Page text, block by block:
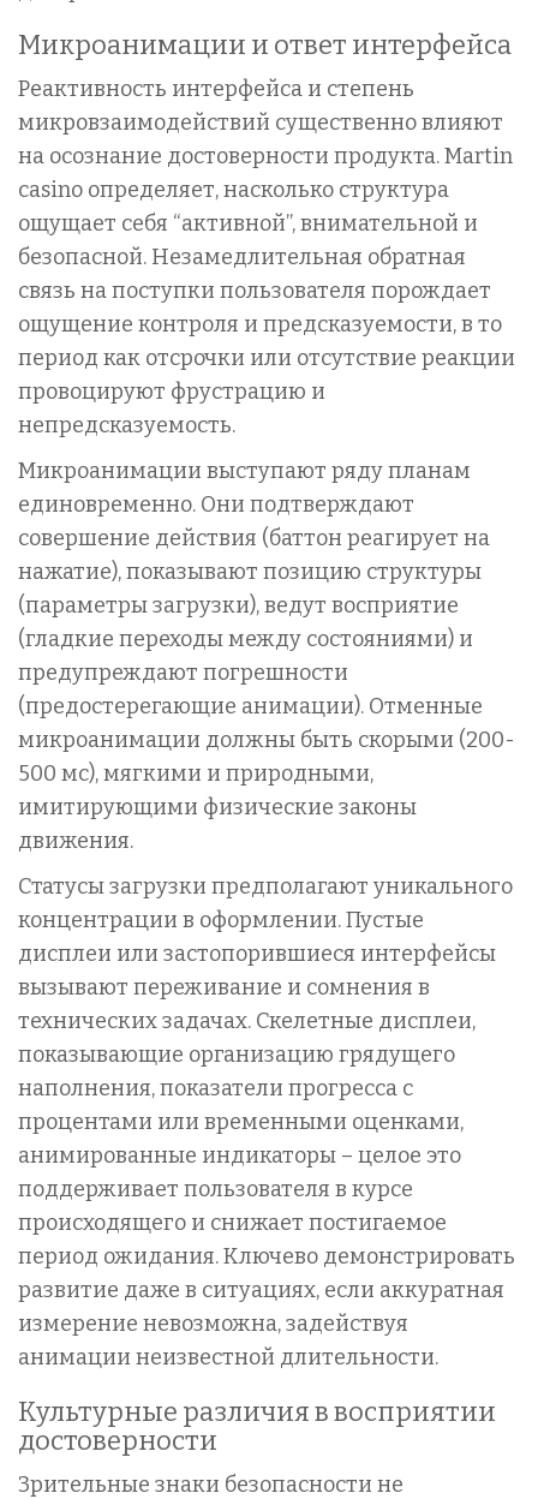
Микроанимации и ответ интерфейса
Реактивность интерфейса и степень
микровзаимодействий существенно влияют
на осознание достоверности продукта. Martin
casino определяет, насколько структура
ощущает себя “активной”, внимательной и
безопасной. Незамедлительная обратная
связь на поступки пользователя порождает
ощущение контроля и предсказуемости, в то
период как отсрочки или отсутствие реакции
провоцируют фрустрацию и
непредсказуемость.
Микроанимации выступают ряду планам
единовременно. Они подтверждают
совершение действия (баттон реагирует на
нажатие), показывают позицию структуры
(параметры загрузки), ведут восприятие
(гладкие переходы между состояниями) и
предупреждают погрешности
(предостерегающие анимации). Отменные
микроанимации должны быть скорыми (200-
500 мс), мягкими и природными,
имитирующими физические законы
движения.
Статусы загрузки предполагают уникального
концентрации в оформлении. Пустые
дисплеи или застопорившиеся интерфейсы
вызывают переживание и сомнения в
технических задачах. Скелетные дисплеи,
показывающие организацию грядущего
наполнения, показатели прогресса с
процентами или временными оценками,
анимированные индикаторы – целое это
поддерживает пользователя в курсе
происходящего и снижает постигаемое
период ожидания. Ключево демонстрировать
развитие даже в ситуациях, если аккуратная
измерение невозможна, задействуя
анимации неизвестной длительности.
Культурные различия в восприятии
достоверности
Зрительные знаки безопасности не